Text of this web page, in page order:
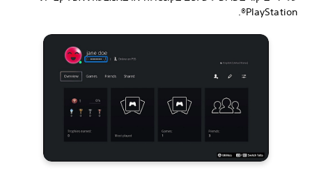
PlayStation®.